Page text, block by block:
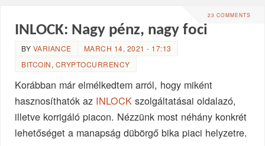
23 COMMENTS
INLOCK: Nagy pénz, nagy foci
BY VARIANCE
MARCH 14, 2021 - 17:13
BITCOIN, CRYPTOCURRENCY
Korábban már elmélkedtem arról, hogy miként
hasznosíthatók az INLOCK szolgáltatásai oldalazó,
illetve korrigáló piacon. Nézzünk most néhány konkrét
lehetőséget a manapság dübörgő bika piaci helyzetre.